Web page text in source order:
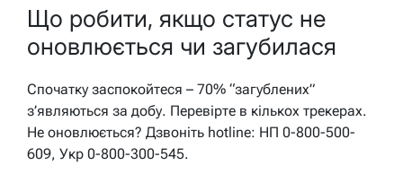
Що робити, якщо статус не
оновлюється чи загубилася
Спочатку заспокойтеся – 70% “загублених”
з’являються за добу. Перевірте в кількох трекерах.
Не оновлюється? Дзвоніть hotline: НП 0-800-500-
609, Укр 0-800-300-545.